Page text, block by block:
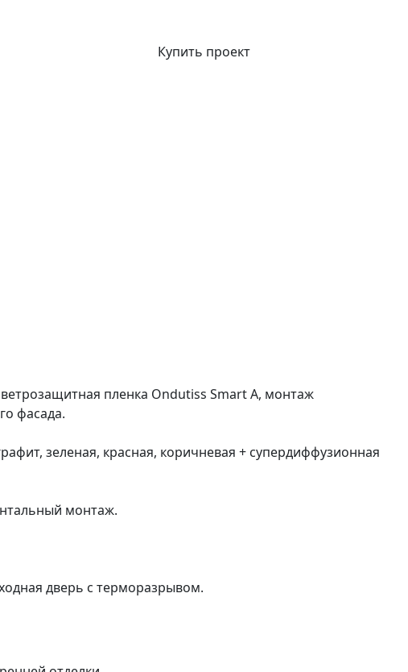
Купить проект
пленка Ondutiss Smart А, монтаж
фасада.
зеленая, красная, коричневая + супердиффузионная
монтаж.
дверь с терморазрывом.